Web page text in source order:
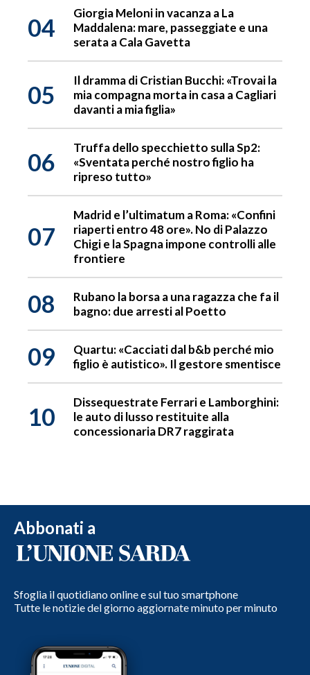
04
Giorgia Meloni in vacanza a La
Maddalena: mare, passeggiate e una
serata a Cala Gavetta
05
Il dramma di Cristian Bucchi: «Trovai la
mia compagna morta in casa a Cagliari
davanti a mia figlia»
06
Truffa dello specchietto sulla Sp2:
«Sventata perché nostro figlio ha
ripreso tutto»
07
Madrid e l’ultimatum a Roma: «Confini
riaperti entro 48 ore». No di Palazzo
Chigi e la Spagna impone controlli alle
frontiere
08
Rubano la borsa a una ragazza che fa il
bagno: due arresti al Poetto
09
Quartu: «Cacciati dal b&b perché mio
figlio è autistico». Il gestore smentisce
10
Dissequestrate Ferrari e Lamborghini:
le auto di lusso restituite alla
concessionaria DR7 raggirata
Abbonati a
Sfoglia il quotidiano online e sul tuo smartphone
Tutte le notizie del giorno aggiornate minuto per minuto